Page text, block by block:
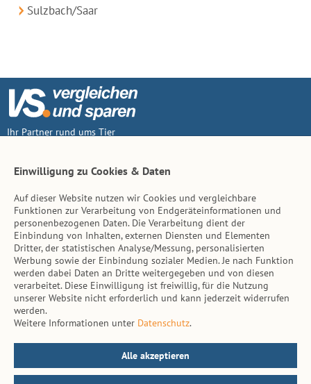
Sulzbach/Saar
Ihr Partner rund ums Tier
Inhalt
Tierarzt-Suche
Hinweise
AGB
Impressum
Datenschutz
Kontakt
Einwilligung zu Cookies & Daten
Auf dieser Website nutzen wir Cookies und vergleichbare
Funktionen zur Verarbeitung von Endgeräteinformationen und
personenbezogenen Daten. Die Verarbeitung dient der
Einbindung von Inhalten, externen Diensten und Elementen
Dritter, der statistischen Analyse/Messung, personalisierten
Werbung sowie der Einbindung sozialer Medien. Je nach Funktion
werden dabei Daten an Dritte weitergegeben und von diesen
verarbeitet. Diese Einwilligung ist freiwillig, für die Nutzung
unserer Website nicht erforderlich und kann jederzeit widerrufen
werden.
Weitere Informationen unter Datenschutz.
Alle akzeptieren